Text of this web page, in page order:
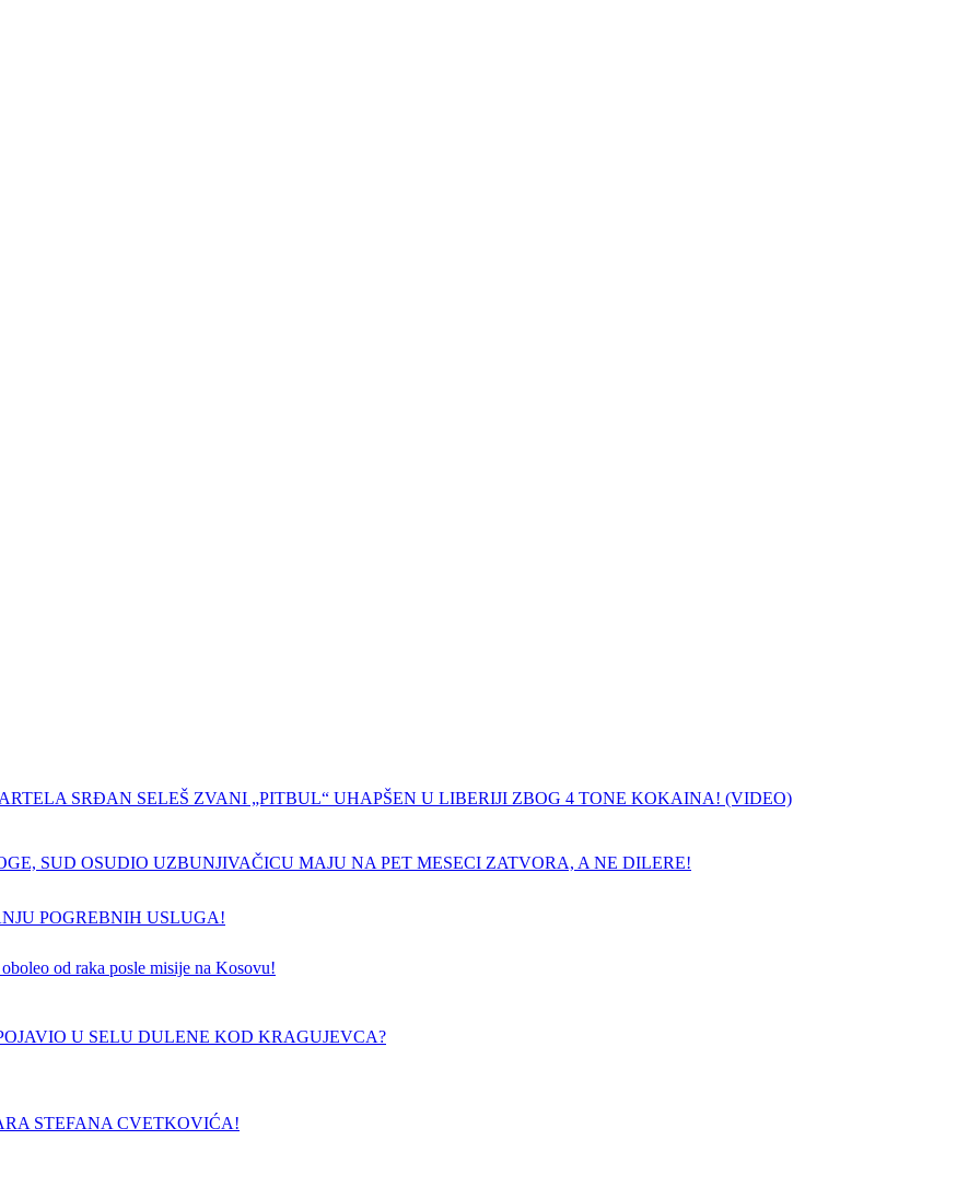
SRĐAN SELEŠ ZVANI „PITBUL“ UHAPŠEN U LIBERIJI ZBOG 4 TONE KOKAINA! (VIDEO)
SUD OSUDIO UZBUNJIVAČICU MAJU NA PET MESECI ZATVORA, A NE DILERE!
POGREBNIH USLUGA!
od raka posle misije na Kosovu!
U SELU DULENE KOD KRAGUJEVCA?
STEFANA CVETKOVIĆA!